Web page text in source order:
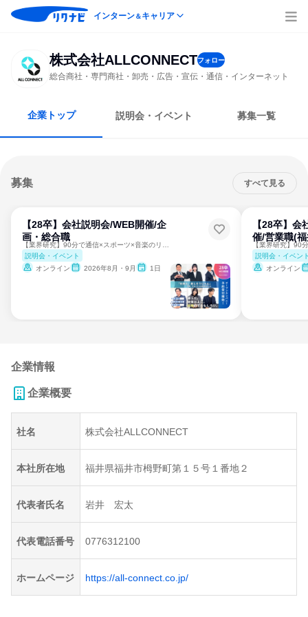
インターン＆キャリア
株式会社ALLCONNECTフォロー
総合商社・専門商社・卸売・広告・宣伝・通信・インターネット
企業トップ 説明会・イベント 募集一覧
募集 すべて見る
【28卒】会社説明会/WEB開催/企
画・総合職
説明会・イベント
オンライン
2026年8月・9月 1日
【28卒】
催/営業職(
説明会・イベン
オンライン
企業情報
企業概要
社名 株式会社ALLCONNECT
本社所在地 福井県福井市栂野町第１５号１番地２
代表者氏名 岩井 宏太
代表電話番号 0776312100
ホームページ https://all-connect.co.jp/